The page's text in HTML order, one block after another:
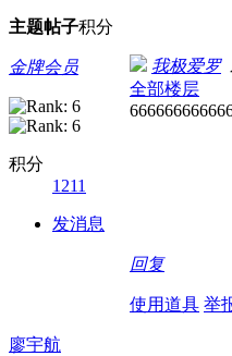
主题帖子积分
金牌会员
积分
1211
发消息
我极爱罗
全部楼层
回复
使用道具 举
廖宇航